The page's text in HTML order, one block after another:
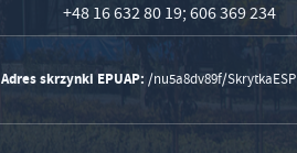
+48 16 632 80 19; 606 369 234
Adres skrzynki EPUAP: /nu5a8dv89f/SkrytkaESP